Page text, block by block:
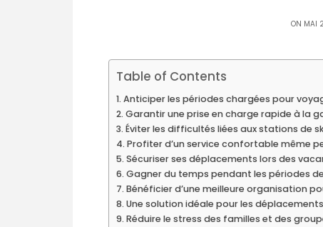
ON MAI
Table of Contents
Anticiper les périodes chargées pour
Garantir une prise en charge rapide à la
Éviter les difficultés liées aux stations de
Profiter d’un service confortable même
Sécuriser ses déplacements lors des
Gagner du temps pendant les périodes
Bénéficier d’une meilleure organisation
Une solution idéale pour les
Réduire le stress des familles et des